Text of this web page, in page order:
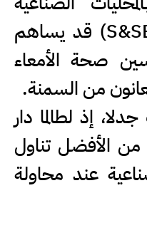
ومحسّنات الحلاوة (S&SEs) قد يساهم
صحة الأمعاء
من السمنة.
إذ لطالما دار
الأفضل تناول
عند محاولة